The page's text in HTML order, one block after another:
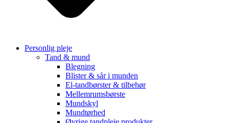
Personlig pleje
Tand & mund
Blegning
Blister & sår i munden
El-tandbørster & tilbehør
Mellemrumsbørste
Mundskyl
Mundtørhed